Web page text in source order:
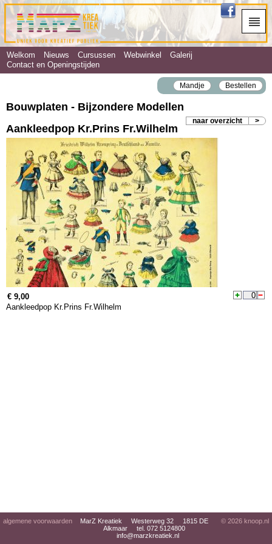
Welkom Nieuws Cursussen Webwinkel
Galerij
Contact en Openingstijden
Mandje Bestellen
Bouwplaten - Bijzondere Modellen
naar overzicht >
Aankleedpop Kr.Prins Fr.Wilhelm
€ 9,00
Aankleedpop Kr.Prins Fr.Wilhelm
algemene voorwaarden
MarZ Kreatiek Westerweg 32 1815 DE
Alkmaar tel. 072 5124800
info@marzkreatiek.nl
© 2026 knoop.nl